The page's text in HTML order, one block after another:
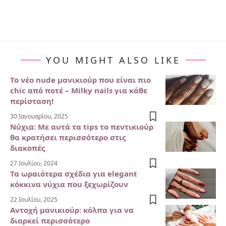
YOU MIGHT ALSO LIKE
Το νέο nude μανικιούρ που είναι πιο
chic από ποτέ – Milky nails για κάθε
περίσταση!
30 Ιανουαρίου, 2025
Νύχια: Με αυτά τα tips το πεντικιούρ
θα κρατήσει περισσότερο στις
διακοπές
27 Ιουλίου, 2024
Τα ωραιότερα σχέδια για elegant
κόκκινα νύχια που ξεχωρίζουν
22 Ιουλίου, 2025
Αντοχή μανικιούρ: κόλπα για να
διαρκεί περισσότερο